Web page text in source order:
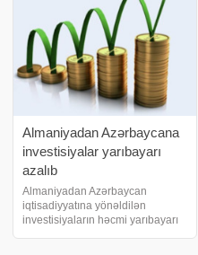
Almaniyadan Azərbaycana
investisiyalar yarıbayarı
azalıb
Almaniyadan Azərbaycan
iqtisadiyyatına yönəldilən
investisiyaların həcmi yarıbayarı